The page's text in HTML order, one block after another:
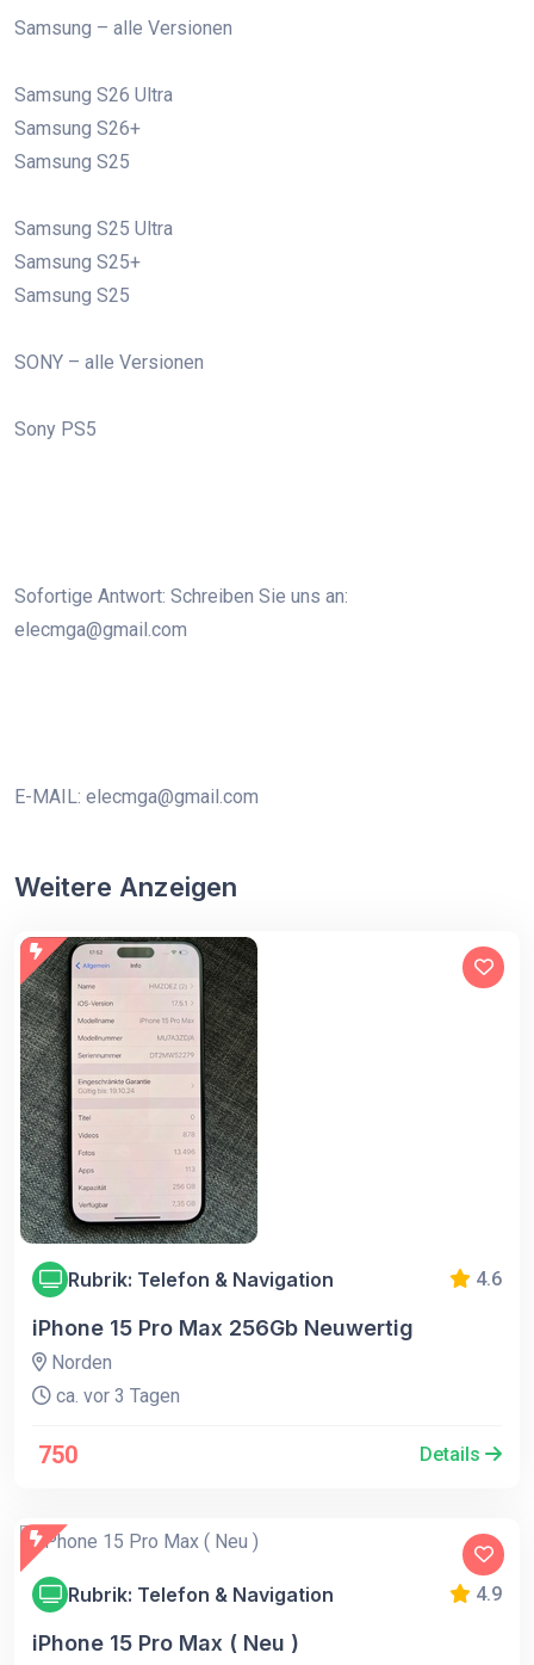
Samsung – alle Versionen
Samsung S26 Ultra
Samsung S26+
Samsung S25
Samsung S25 Ultra
Samsung S25+
Samsung S25
SONY – alle Versionen
Sony PS5
Sofortige Antwort: Schreiben Sie uns an:
elecmga@gmail.com
E-MAIL: elecmga@gmail.com
Weitere Anzeigen
Rubrik: Telefon & Navigation 4.6
iPhone 15 Pro Max 256Gb Neuwertig
Norden
ca. vor 3 Tagen
750 Details
Rubrik: Telefon & Navigation 4.9
iPhone 15 Pro Max ( Neu )